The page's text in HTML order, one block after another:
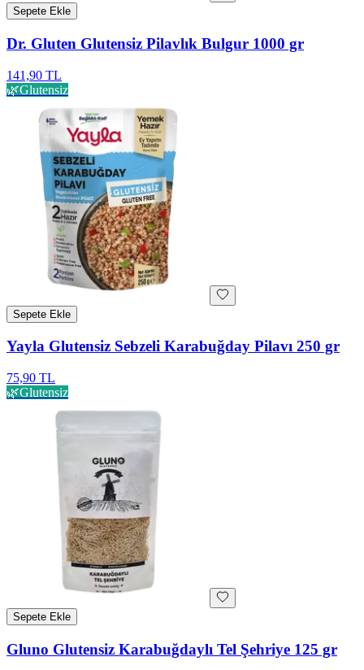
Sepete Ekle
Dr. Gluten Glutensiz Pilavlık Bulgur 1000 gr
141,90 TL
🌿Glutensiz
Sepete Ekle
Yayla Glutensiz Sebzeli Karabuğday Pilavı 250 gr
75,90 TL
🌿Glutensiz
Sepete Ekle
Gluno Glutensiz Karabuğdaylı Tel Şehriye 125 gr